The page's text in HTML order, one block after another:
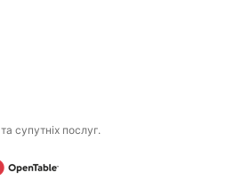
супутніх послуг.